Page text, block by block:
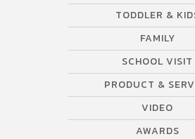
TODDLER &
FAMILY
SCHOOL VISIT
PRODUCT &
VIDEO
AWARDS